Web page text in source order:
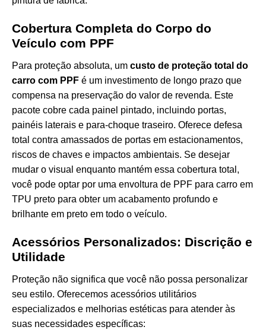
Cobertura Completa do Corpo do
Veículo com PPF
Para proteção absoluta, um custo de proteção total do
carro com PPF é um investimento de longo prazo que
compensa na preservação do valor de revenda. Este
pacote cobre cada painel pintado, incluindo portas,
painéis laterais e para-choque traseiro. Oferece defesa
total contra amassados de portas em estacionamentos,
riscos de chaves e impactos ambientais. Se desejar
mudar o visual enquanto mantém essa cobertura total,
você pode optar por uma envoltura de PPF para carro em
TPU preto para obter um acabamento profundo e
brilhante em preto em todo o veículo.
Acessórios Personalizados: Discrição e
Utilidade
Proteção não significa que você não possa personalizar
seu estilo. Oferecemos acessórios utilitários
especializados e melhorias estéticas para atender às
suas necessidades específicas: